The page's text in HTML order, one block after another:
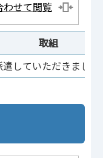
わせて閲覧
取組
していただきました